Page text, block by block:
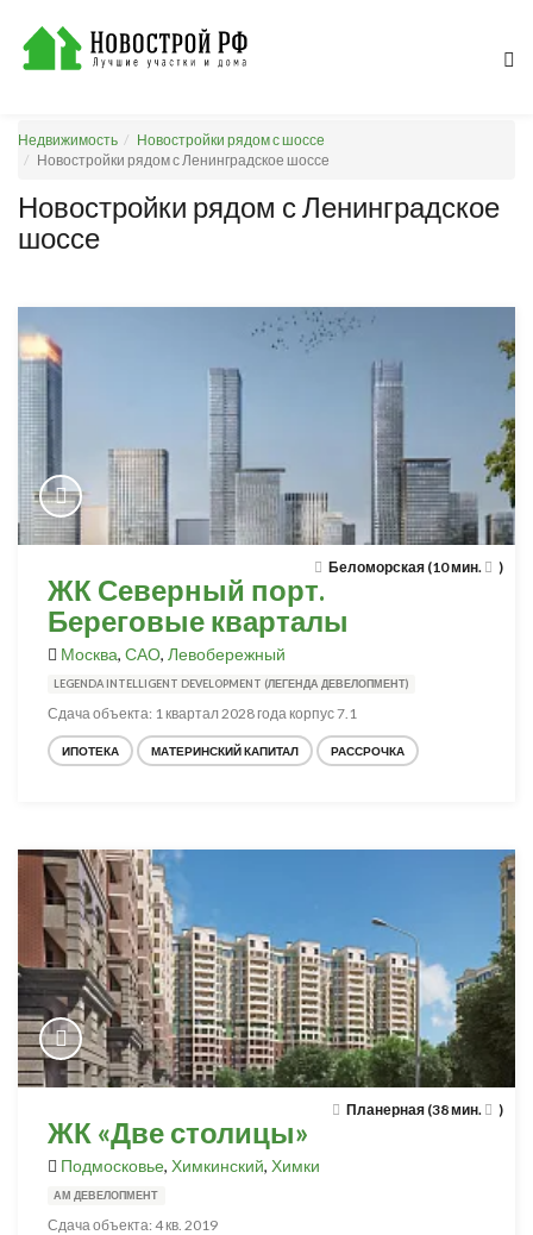
Недвижимость
Новостройки рядом с шоссе
Новостройки рядом с Ленинградское шоссе
Новостройки рядом с Ленинградское
шоссе
Беломорская (10 мин. )
ЖК Северный порт.
Береговые кварталы
Москва, САО, Левобережный
LEGENDA INTELLIGENT DEVELOPMENT (ЛЕГЕНДА ДЕВЕЛОПМЕНТ)
Сдача объекта: 1 квартал 2028 года корпус 7.1
ИПОТЕКА МАТЕРИНСКИЙ КАПИТАЛ РАССРОЧКА
Планерная (38 мин. )
ЖК «Две столицы»
Подмосковье, Химкинский, Химки
АМ ДЕВЕЛОПМЕНТ
Сдача объекта: 4 кв. 2019